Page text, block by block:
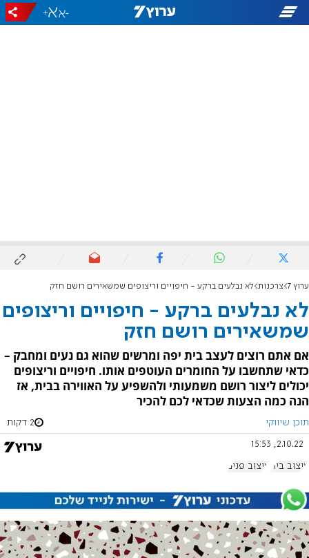
-
+
ערוץ 7 צרכנות לא נבלעים ברקע - חיפויים וריצופים שמשאירים רושם חזק
לא נבלעים ברקע - חיפויים וריצופים
שמשאירים רושם חזק
אם אתם רוצים לעצב בית יפה ומרשים שהוא גם נעים ומחבק –
כדאי שתחשבו על החומרים העוטפים אותו. חיפויים וריצופים
יכולים ליצור רושם משמעותי ולהשפיע על האווירה בבית, אז
הנה כמה הצעות שכדאי לכם להכיר
תוכן שיווקי 2 דקות
2.10.22, 15:53
עיצוב בית עיצוב פנים